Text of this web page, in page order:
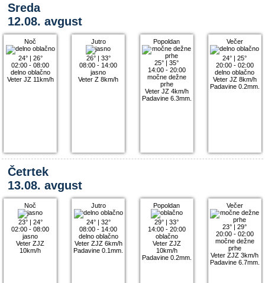
Sreda
12.08. avgust
Noč
24°| 26°
02:00 - 08:00
delno oblačno
Veter JZ 11km/h
Jutro
26°| 33°
08:00 - 14:00
jasno
Veter Z 8km/h
Popoldan
25° |35°
14:00 - 20:00
močne dežne
prhe
Veter JZ 4km/h
Padavine 6.3mm.
Večer
24° |25°
20:00 - 02:00
delno oblačno
Veter JZ 8km/h
Padavine 0.2mm.
Četrtek
13.08. avgust
Noč
23°| 24°
02:00 - 08:00
jasno
Veter ZJZ
10km/h
Jutro
24°| 32°
08:00 - 14:00
delno oblačno
Veter ZJZ 6km/h
Padavine 0.1mm.
Popoldan
29° |33°
14:00 - 20:00
oblačno
Veter ZJZ
10km/h
Padavine 0.2mm.
Večer
23° |29°
20:00 - 02:00
močne dežne
prhe
Veter ZJZ 3km/h
Padavine 6.7mm.